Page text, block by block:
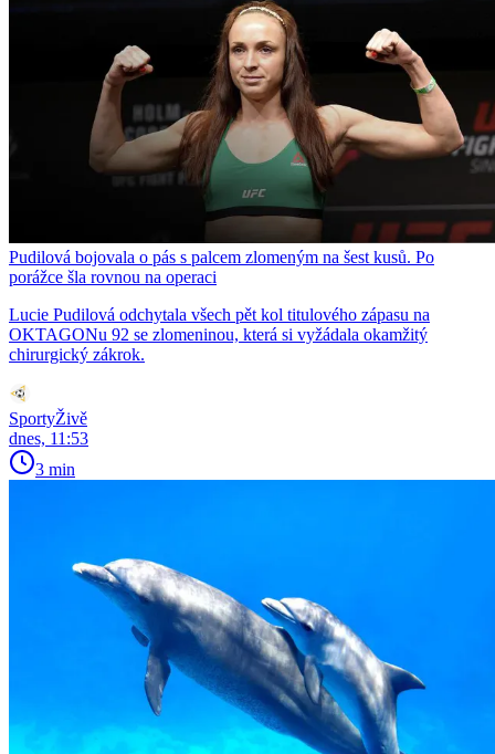
Pudilová bojovala o pás s palcem zlomeným na šest kusů. Po
porážce šla rovnou na operaci
Lucie Pudilová odchytala všech pět kol titulového zápasu na
OKTAGONu 92 se zlomeninou, která si vyžádala okamžitý
chirurgický zákrok.
SportyŽivě
dnes, 11:53
3 min